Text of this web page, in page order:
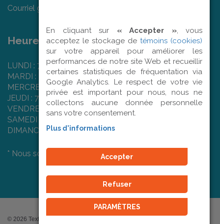
Courriel général :
Heures d'ouverture :
LUNDI : 7 h 50 à 16 h 00
MARDI : 7 h 50 à 16 h 00
MERCREDI : 7 h 50 à 16 h 00
JEUDI : 7 h 50 à 16 h 00
VENDREDI : 7 h 50 à 12 h 00
SAMEDI : Fermé
DIMANCHE : Fermé
* Nous sommes fermés les jours fériés.
© 2026 Textil'Art | Tous droits réservés. - Conception Web :
En cliquant sur « Accepter », vous
acceptez le stockage de témoins (cookies)
sur votre appareil pour améliorer les
performances de notre site Web et recueillir
certaines statistiques de fréquentation via
Google Analytics. Le respect de votre vie
privée est important pour nous, nous ne
collectons aucune donnée personnelle
sans votre consentement.
Plus d'informations
Accepter
Refuser
PARAMÈTRES